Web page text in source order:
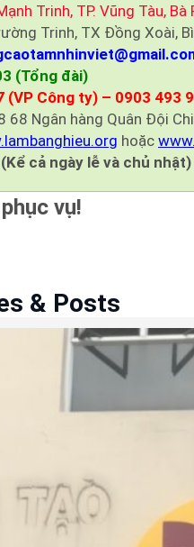
Trinh, TP. Vũng Tàu, Bà
Trinh, TX Đồng Xoài,
(Tổng đài)
(VP Công ty) – 0903 493
Ngân hàng Quân Đội
hoặc
cả ngày lễ và chủ nhật)
vụ!
& Posts